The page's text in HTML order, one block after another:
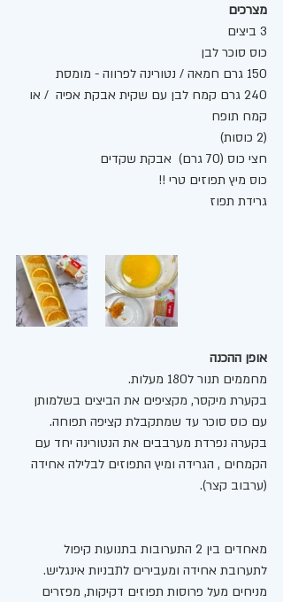
מצרכים
3 ביצים
כוס סוכר לבן
150 גרם חמאה / נטורינה לפרווה - מומסת
240 גרם קמח לבן עם שקית אבקת אפיה  / או
קמח תופח
(2 כוסות)
חצי כוס (70 גרם)  אבקת שקדים
כוס מיץ תפוזים טרי !!
גרידת תפוז
אופן ההכנה
מחממים תנור ל180 מעלות.
בקערת מיקסר, מקציפים את הביצים בשלמותן
עם כוס סוכר עד שמתקבלת קציפה תפוחה.
בקערה נפרדת מערבבים את הנטורינה יחד עם
הקמחים , הגרידה ומיץ התפוזים לבלילה אחידה
(ערבוב קצר).
מאחדים בין 2 התערובות בתנועות קיפול
לתערובת אחידה ומעבירים לתבניות אינגליש.
מניחים מעל פרוסות תפוזים דקיקות, מפזרים